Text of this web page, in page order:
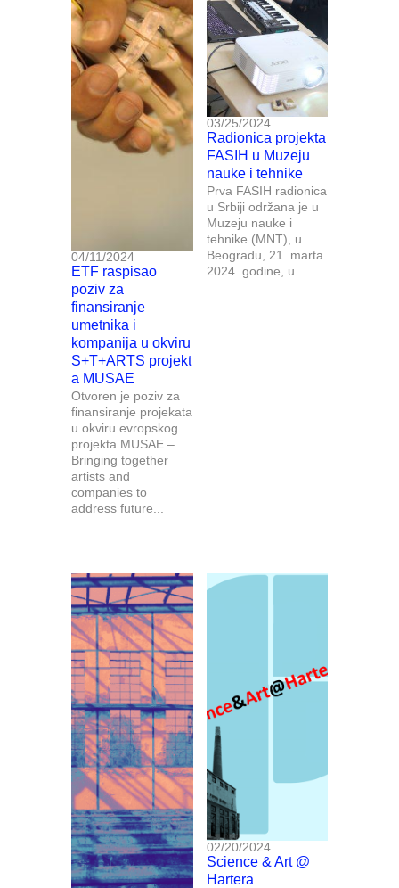
04/11/2024
ETF raspisao
poziv za
finansiranje
umetnika i
kompanija u okviru
S+T+ARTS projekt
a MUSAE
Otvoren je poziv za
finansiranje projekata
u okviru evropskog
projekta MUSAE –
Bringing together
artists and
companies to
address future...
03/25/2024
Radionica projekta
FASIH u Muzeju
nauke i tehnike
Prva FASIH radionica
u Srbiji održana je u
Muzeju nauke i
tehnike (MNT), u
Beogradu, 21. marta
2024. godine, u...
02/20/2024
Science & Art @
Hartera